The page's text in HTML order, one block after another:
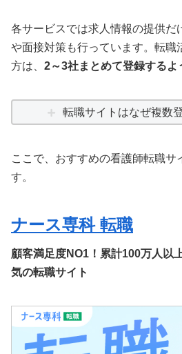
各サービスでは求人情報の提供だ
や面接対策も行っています。転職
方は、 2～3社まとめて登録するよ
転職サイトはなぜ複数
ここで、おすすめの看護師転職サ
す。
ナース専科 転職
顧客満足度NO1！累計100万人以
気の転職サイト